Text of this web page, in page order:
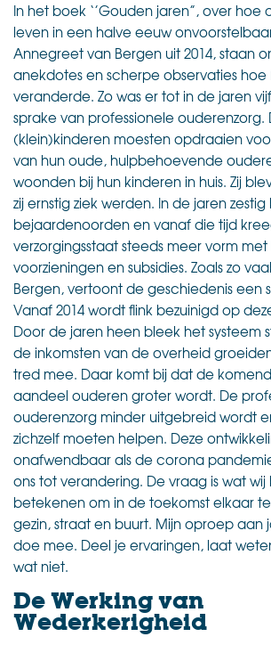
In het boek ‘’Gouden jaren”, over hoe
leven in een halve eeuw
Annegreet van Bergen uit 2014, staan
anekdotes en scherpe observaties
veranderde. Zo was er tot in de jaren
sprake van professionele ouderenzorg.
(klein)kinderen moesten opdraaien
van hun oude, hulpbehoevende
woonden bij hun kinderen in huis. Zij
zij ernstig ziek werden. In de jaren
bejaardenoorden en vanaf die tijd
verzorgingsstaat steeds meer vorm
voorzieningen en subsidies. Zoals zo
Bergen, vertoont de geschiedenis een
Vanaf 2014 wordt flink bezuinigd op
Door de jaren heen bleek het systeem
de inkomsten van de overheid
tred mee. Daar komt bij dat de
aandeel ouderen groter wordt. De
ouderenzorg minder uitgebreid wordt
zichzelf moeten helpen. Deze
onafwendbaar als de corona
ons tot verandering. De vraag is wat wij
betekenen om in de toekomst elkaar
gezin, straat en buurt. Mijn oproep aan
doe mee. Deel je ervaringen, laat
wat niet.
De Werking van
Wederkerigheid